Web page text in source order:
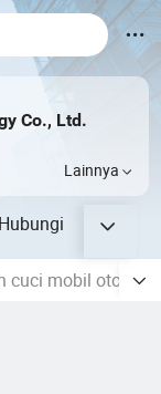
Co., Ltd.
Lainnya
cuci mobil